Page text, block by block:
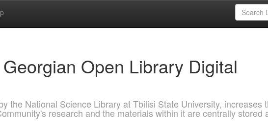
Open Library Digital
the National Science Library at Tbilisi State University, increases
research and the materials within it are centrally stored